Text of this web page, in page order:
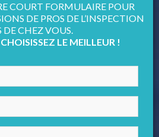
COURT FORMULAIRE POUR
DE PROS DE L’INSPECTION
DE CHEZ VOUS.
LE MEILLEUR !